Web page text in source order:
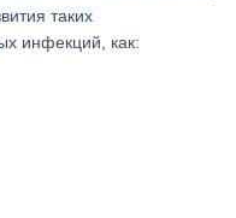
таких
инфекций, как: